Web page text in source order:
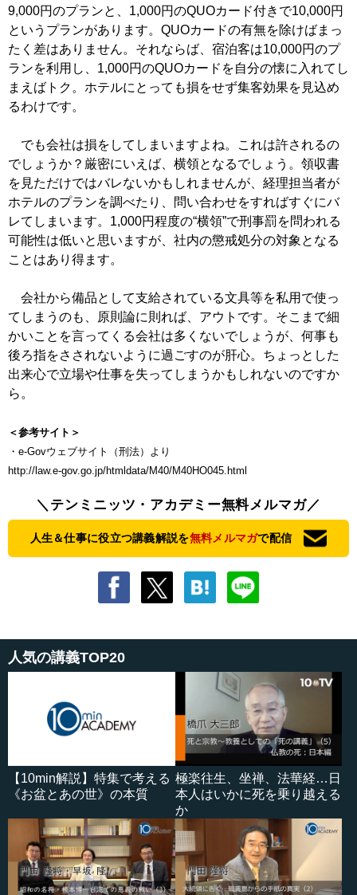
9,000円のプランと、1,000円のQUOカード付きで10,000円
というプランがあります。QUOカードの有無を除けばまっ
たく差はありません。それならば、宿泊客は10,000円のプ
ランを利用し、1,000円のQUOカードを自分の懐に入れてし
まえばトク。ホテルにとっても損をせず集客効果を見込め
るわけです。
でも会社は損をしてしまいますよね。これは許されるの
でしょうか？厳密にいえば、横領となるでしょう。領収書
を見ただけではバレないかもしれませんが、経理担当者が
ホテルのプランを調べたり、問い合わせをすればすぐにバ
レてしまいます。1,000円程度の“横領”で刑事罰を問われる
可能性は低いと思いますが、社内の懲戒処分の対象となる
ことはあり得ます。
会社から備品として支給されている文具等を私用で使っ
てしまうのも、原則論に則れば、アウトです。そこまで細
かいことを言ってくる会社は多くないでしょうが、何事も
後ろ指をさされないように過ごすのが肝心。ちょっとした
出来心で立場や仕事を失ってしまうかもしれないのですか
ら。
＜参考サイト＞
・e-Govウェブサイト（刑法）より
http://law.e-gov.go.jp/htmldata/M40/M40HO045.html
＼テンミニッツ・アカデミー無料メルマガ／
人生＆仕事に役立つ講義解説を無料メルマガで配信
人気の講義TOP20
【10min解説】特集で考える
《お盆とあの世》の本質
極楽往生、坐禅、法華経…日
本人はいかに死を乗り越える
か